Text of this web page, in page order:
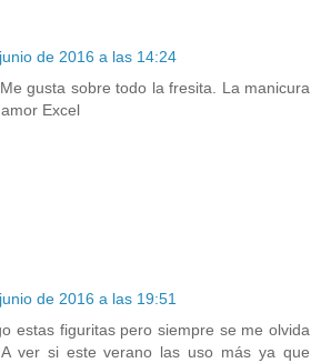
de 2016 a las 14:24
gusta sobre todo la fresita. La manicura
Excel
de 2016 a las 19:51
estas figuritas pero siempre se me olvida
ver si este verano las uso más ya que